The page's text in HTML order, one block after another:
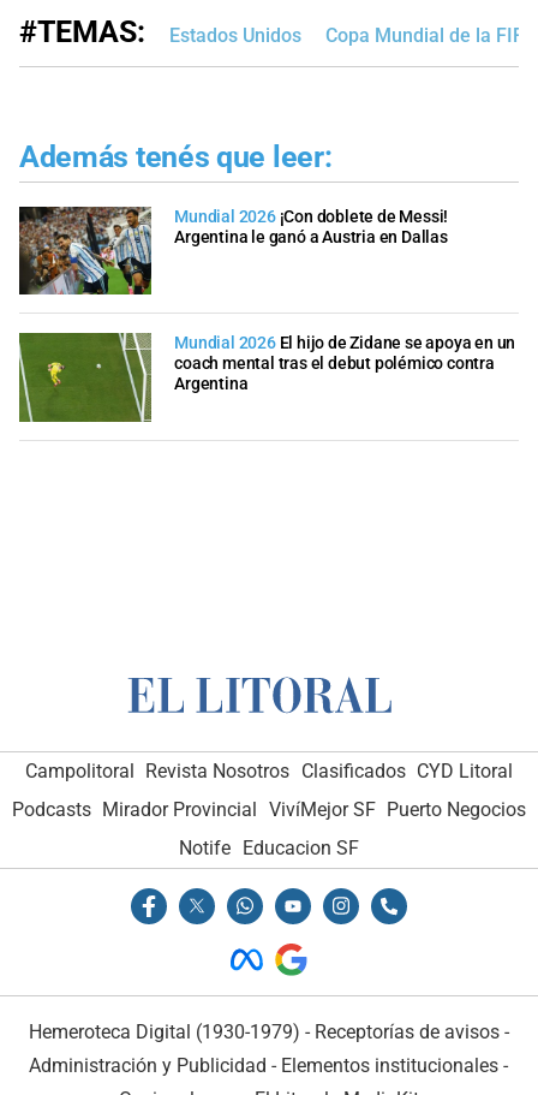
#TEMAS: Estados Unidos Copa Mundial de la
Además tenés que leer:
Mundial 2026 ¡Con doblete de Messi!
Argentina le ganó a Austria en Dallas
Mundial 2026 El hijo de Zidane se apoya en un
coach mental tras el debut polémico contra
Argentina
Campolitoral Revista Nosotros Clasificados CYD Litoral
Podcasts Mirador Provincial VivíMejor SF Puerto Negocios
Notife Educacion SF
Hemeroteca Digital (1930-1979) - Receptorías de avisos -
Administración y Publicidad - Elementos institucionales -